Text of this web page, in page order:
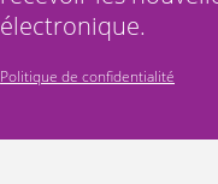
électronique.
Politique de confidentialité